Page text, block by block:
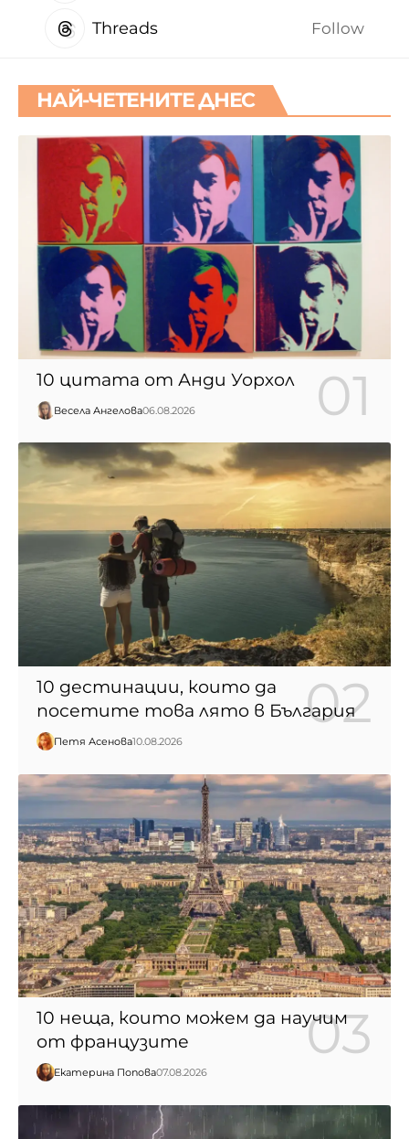
Threads Follow
НАЙ-ЧЕТЕНИТЕ ДНЕС
10 цитата от Анди Уорхол
Весела Ангелова06.08.2026
10 дестинации, които да
посетите това лято в България
Петя Асенова10.08.2026
10 неща, които можем да научим
от французите
Екатерина Попова07.08.2026